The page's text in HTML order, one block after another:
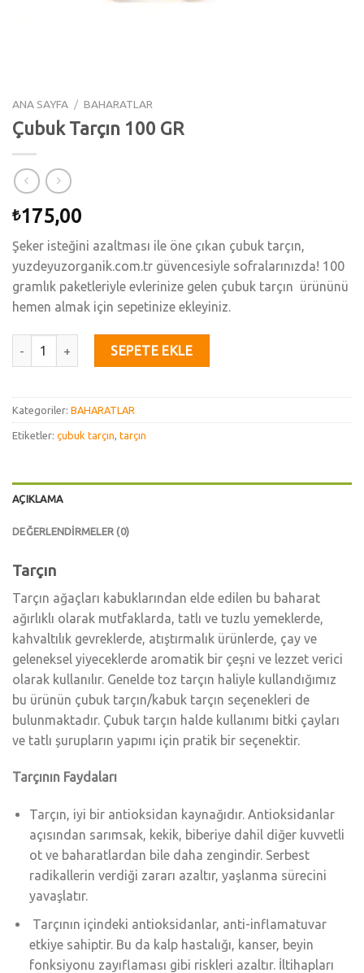
ANA SAYFA / BAHARATLAR
Çubuk Tarçın 100 GR
₺175,00
Şeker isteğini azaltması ile öne çıkan çubuk tarçın,
yuzdeyuzorganik.com.tr güvencesiyle sofralarınızda! 100
gramlık paketleriyle evlerinize gelen çubuk tarçın ürününü
hemen almak için sepetinize ekleyiniz.
Çubuk Tarçın 100 GR adet
SEPETE EKLE
Kategoriler: BAHARATLAR
Etiketler: çubuk tarçın, tarçın
AÇIKLAMA
DEĞERLENDIRMELER (0)
Tarçın
Tarçın ağaçları kabuklarından elde edilen bu baharat
ağırlıklı olarak mutfaklarda, tatlı ve tuzlu yemeklerde,
kahvaltılık gevreklerde, atıştırmalık ürünlerde, çay ve
geleneksel yiyeceklerde aromatik bir çeşni ve lezzet verici
olarak kullanılır. Genelde toz tarçın haliyle kullandığımız
bu ürünün çubuk tarçın/kabuk tarçın seçenekleri de
bulunmaktadır. Çubuk tarçın halde kullanımı bitki çayları
ve tatlı şurupların yapımı için pratik bir seçenektir.
Tarçının Faydaları
Tarçın, iyi bir antioksidan kaynağıdır. Antioksidanlar
açısından sarımsak, kekik, biberiye dahil diğer kuvvetli
ot ve baharatlardan bile daha zengindir. Serbest
radikallerin verdiği zararı azaltır, yaşlanma sürecini
yavaşlatır.
Tarçının içindeki antioksidanlar, anti-inflamatuvar
etkiye sahiptir. Bu da kalp hastalığı, kanser, beyin
fonksiyonu zayıflaması gibi riskleri azaltır. İltihapları